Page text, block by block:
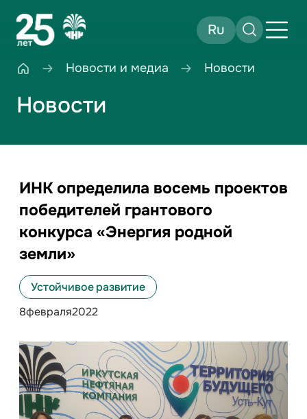
Ru
Новости и медиа Новости
Новости
ИНК определила восемь проектов
победителей грантового
конкурса «Энергия родной
земли»
Устойчивое развитие
8февраля2022